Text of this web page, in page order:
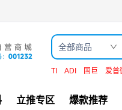
全部商品
TI ADI 国巨 爱普
立推专区 爆款推荐